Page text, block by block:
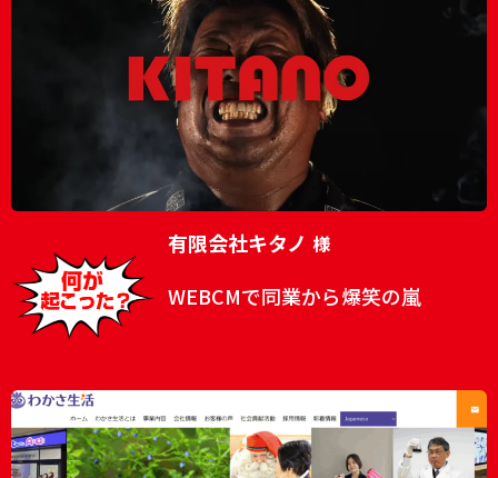
有限会社キタノ 様
WEBCMで同業から爆笑の嵐